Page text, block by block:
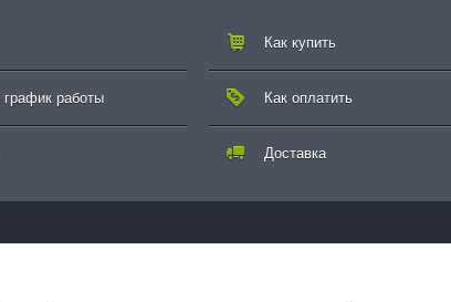
Как купить
Как оплатить
Доставка
график работы